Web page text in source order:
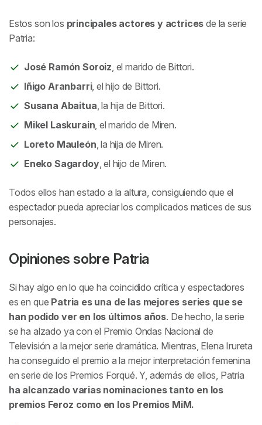
Estos son los principales actores y actrices de la serie
Patria:
José Ramón Soroiz , el marido de Bittori.
Iñigo Aranbarri, el hijo de Bittori.
Susana Abaitua , la hija de Bittori.
Mikel Laskurain , el marido de Miren.
Loreto Mauleón , la hija de Miren.
Eneko Sagardoy , el hijo de Miren.
Todos ellos han estado a la altura, consiguiendo que el
espectador pueda apreciar los complicados matices de sus
personajes.
Opiniones sobre Patria
Si hay algo en lo que ha coincidido crítica y espectadores
es en que Patria es una de las mejores series que se
han podido ver en los últimos años. De hecho, la serie
se ha alzado ya con el Premio Ondas Nacional de
Televisión a la mejor serie dramática. Mientras, Elena Irureta
ha conseguido el premio a la mejor interpretación femenina
en serie de los Premios Forqué. Y, además de ellos, Patria
ha alcanzado varias nominacionestanto en los
premios Feroz como en los Premios MiM.